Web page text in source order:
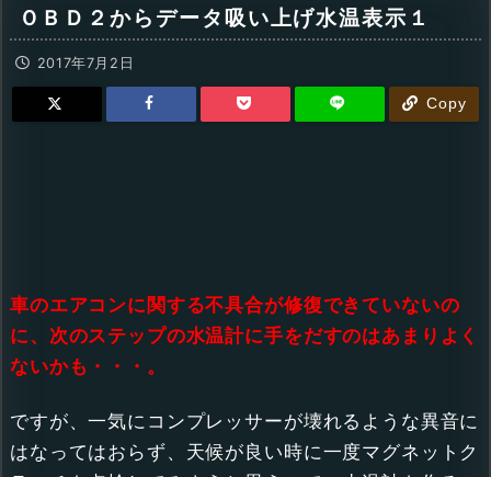
ＯＢＤ２からデータ吸い上げ水温表示１
2017年7月2日
Copy
車のエアコンに関する不具合が修復できていないの
に、次のステップの水温計に手をだすのはあまりよく
ないかも・・・。
ですが、一気にコンプレッサーが壊れるような異音に
はなってはおらず、天候が良い時に一度マグネットク